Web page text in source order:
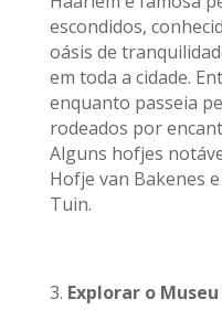
escondidos,
oásis de
em toda a cidade.
enquanto passeia
rodeados por
Alguns hofjes
Hofje van Bakenes
Tuin.
Explorar o